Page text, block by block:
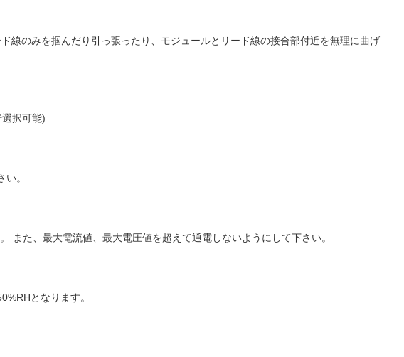
線のみを掴んだり引っ張ったり、モジュールとリード線の接合部付近を無理に曲げ
択可能)
。
た、最大電流値、最大電圧値を超えて通電しないようにして下さい。
となります。